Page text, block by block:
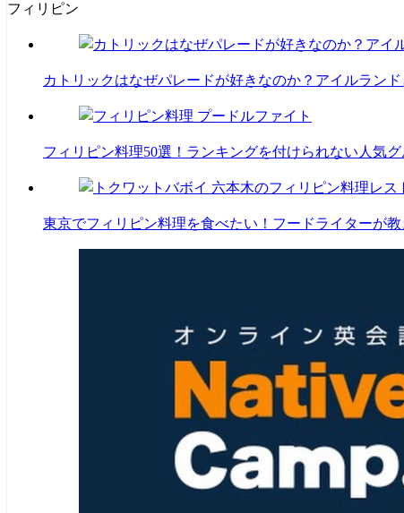
フィリピン
カトリックはなぜパレードが好きなのか？アイルラン
フィリピン料理50選！ランキングを付けられない人気グ
東京でフィリピン料理を食べたい！フードライターが